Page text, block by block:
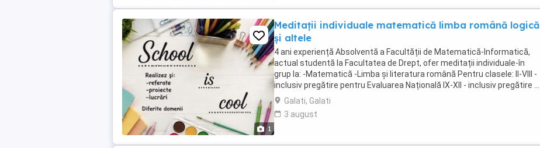
1
Meditații individuale matematică limba română logică
și altele
4 ani experiență Absolventă a Facultății de Matematică-Informatică,
actual studentă la Facultatea de Drept, ofer meditații individuale-în
grup la: -Matematică -Limba și literatura română Pentru clasele: II-VIII -
inclusiv pregătire pentru Evaluarea Națională IX-XII - inclusiv pregătire ...
Galati, Galati
3 august